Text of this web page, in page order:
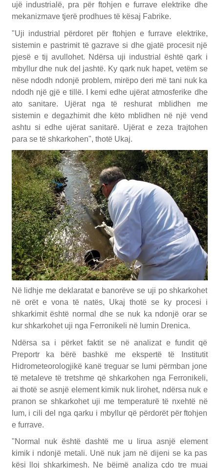
ujë industrialë, pra për ftohjen e furrave elektrike dhe
mekanizmave tjerë prodhues të kësaj Fabrike.
"Uji industrial përdoret për ftohjen e furrave elektrike,
sistemin e pastrimit të gazrave si dhe gjatë procesit një
pjesë e tij avullohet. Ndërsa uji industrial është qark i
mbyllur dhe nuk del jashtë. Ky qark nuk hapet, vetëm se
nëse ndodh ndonjë problem, mirëpo deri më tani nuk ka
ndodh një gjë e tillë. I kemi edhe ujërat atmosferike dhe
ato sanitare. Ujërat nga të reshurat mblidhen me
sistemin e degazhimit dhe këto mblidhen në një vend
ashtu si edhe ujërat sanitarë. Ujërat e zeza trajtohen
para se të shkarkohen", thotë Ukaj.
Në lidhje me deklaratat e banorëve se uji po shkarkohet
në orët e vona të natës, Ukaj thotë se ky procesi i
shkarkimit është normal dhe se nuk ka ndonjë orar se
kur shkarkohet uji nga Ferronikeli në lumin Drenica.
Ndërsa sa i përket faktit se në analizat e fundit që
Preportr ka bërë bashkë me ekspertë të Institutit
Hidrometeorologjikë kanë treguar se lumi përmban jone
të metaleve të tretshme që shkarkohen nga Ferronikeli,
ai thotë se asnjë element kimik nuk lirohet, ndërsa nuk e
pranon se shkarkohet uji me temperaturë të nxehtë në
lum, i cili del nga qarku i mbyllur që përdorët për ftohjen
e furrave.
"Normal nuk është dashtë me u lirua asnjë element
kimik i ndonjë metali. Unë nuk jam në dijeni se ka pas
kësi lloj shkarkimesh. Ne bëjmë analiza çdo tre muaj